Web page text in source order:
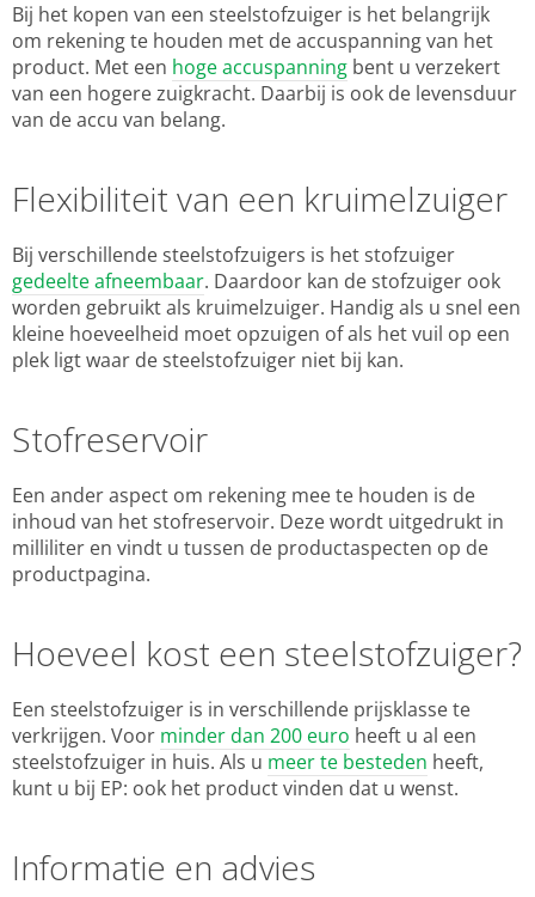
Bij het kopen van een steelstofzuiger is het belangrijk
om rekening te houden met de accuspanning van het
product. Met een hoge accuspanning bent u verzekert
van een hogere zuigkracht. Daarbij is ook de levensduur
van de accu van belang.
Flexibiliteit van een kruimelzuiger
Bij verschillende steelstofzuigers is het stofzuiger
gedeelte afneembaar. Daardoor kan de stofzuiger ook
worden gebruikt als kruimelzuiger. Handig als u snel een
kleine hoeveelheid moet opzuigen of als het vuil op een
plek ligt waar de steelstofzuiger niet bij kan.
Stofreservoir
Een ander aspect om rekening mee te houden is de
inhoud van het stofreservoir. Deze wordt uitgedrukt in
milliliter en vindt u tussen de productaspecten op de
productpagina.
Hoeveel kost een steelstofzuiger?
Een steelstofzuiger is in verschillende prijsklasse te
verkrijgen. Voor minder dan 200 euro heeft u al een
steelstofzuiger in huis. Als u meer te besteden heeft,
kunt u bij EP: ook het product vinden dat u wenst.
Informatie en advies